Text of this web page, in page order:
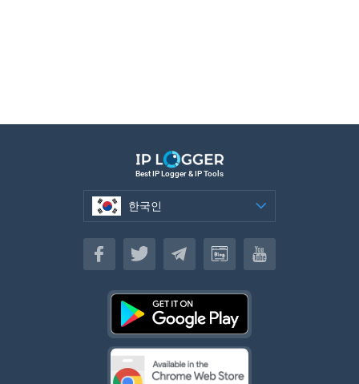
Best IP Logger & IP Tools
한국인
한국인